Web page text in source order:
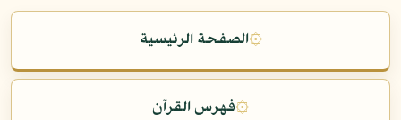
۞الصفحة الرئيسية
۞فهرس القرآن